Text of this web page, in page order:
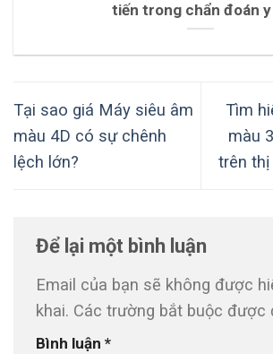
tiến trong chẩn đoán
Tại sao giá Máy siêu âm
màu 4D có sự chênh
lệch lớn?
Tìm
màu
trên
Để lại một bình luận
Email của bạn sẽ không được
khai. Các trường bắt buộc được
Bình luận *